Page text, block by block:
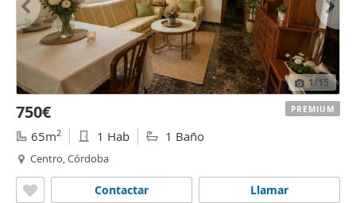
1/15
750€
65m2 1 Hab 1 Baño
Centro, Córdoba
Llamar
Contactar
PREMIUM